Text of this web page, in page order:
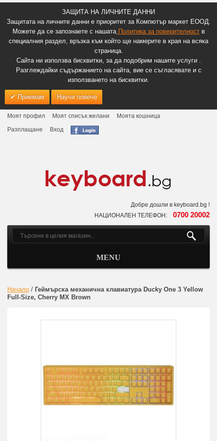
ЗАЩИТА НА ЛИЧНИТЕ ДАННИ
Защитата на личните данни е приоритет за Компютър маркет ЕООД.
Можете да се запознаете с нашатаПолитика за поверителноств
специалния раздел, връзка към който ще намерите в края на всяка
страница.
Сайта ни използва бисквитки, за да подобрим нашите услуги .
Разглеждайки съдържанието на сайта, вие се съгласявате и с
използването на бисквитки.
Приемам Научи повече
Моят профил Моят списък желани
Моята кошница
Разплащане
Вход
Добре дошли в keyboard.bg !
НАЦИОНАЛЕН ТЕЛЕФОН: 0700 20002
MENU
Начало / Геймърскa механична клавиатура Ducky One 3 Yellow
Full-Size, Cherry MX Brown